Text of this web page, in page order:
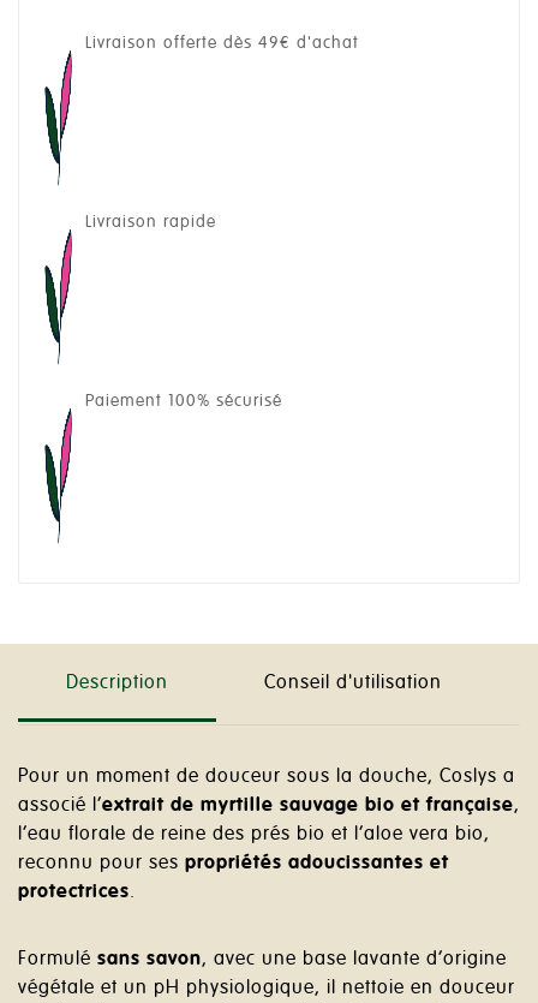
Livraison offerte dès 49€ d'achat
Livraison rapide
Paiement 100% sécurisé
Description Conseil d'utilisation
Pour un moment de douceur sous la douche, Coslys a
associé l’extrait de myrtille sauvage bio et française,
l’eau florale de reine des prés bio et l’aloe vera bio,
reconnu pour ses propriétés adoucissantes et
protectrices.
Formulé sans savon, avec une base lavante d’origine
végétale et un pH physiologique, il nettoie en douceur